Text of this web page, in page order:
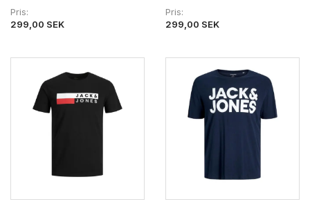
Pris
299,00 SEK
Pris
299,00 SEK